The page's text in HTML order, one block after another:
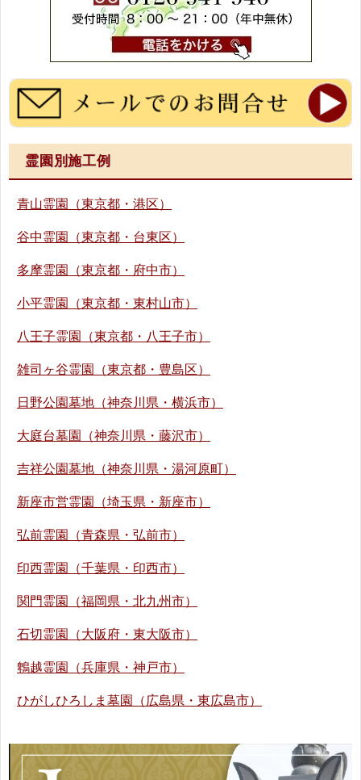
霊園別施工例
青山霊園（東京都・港区）
谷中霊園（東京都・台東区）
多摩霊園（東京都・府中市）
小平霊園（東京都・東村山市）
八王子霊園（東京都・八王子市）
雑司ヶ谷霊園（東京都・豊島区）
日野公園墓地（神奈川県・横浜市）
大庭台墓園（神奈川県・藤沢市）
吉祥公園墓地（神奈川県・湯河原町）
新座市営霊園（埼玉県・新座市）
弘前霊園（青森県・弘前市）
印西霊園（千葉県・印西市）
関門霊園（福岡県・北九州市）
石切霊園（大阪府・東大阪市）
鵯越霊園（兵庫県・神戸市）
ひがしひろしま墓園（広島県・東広島市）